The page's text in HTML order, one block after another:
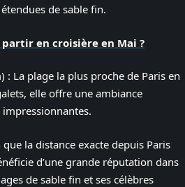
de sable fin.
partir en croisière en Mai ?
: La plage la plus proche de Paris en
elle offre une ambiance
que la distance exacte depuis Paris
d’une grande réputation dans
de sable fin et ses célèbres